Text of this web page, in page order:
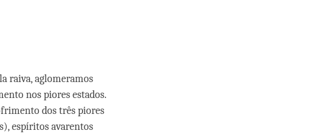
raiva, aglomeramos
nos piores estados.
dos três piores
espíritos avarentos